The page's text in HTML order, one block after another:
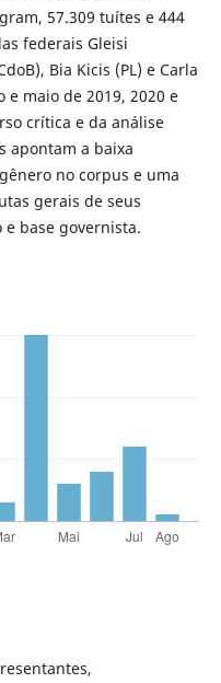
57.309 tuítes e 444
federais Gleisi
Bia Kicis (PL) e Carla
e maio de 2019, 2020 e
crítica e da análise
apontam a baixa
no corpus e uma
gerais de seus
base governista.